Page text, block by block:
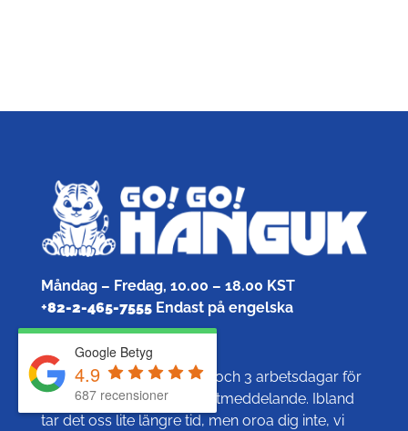
Google Betyg
4.9
687 recensioner
Måndag – Fredag, 10.00 – 18.00 KST
+82-2-465-7555Endast på engelska
Vanligtvis tar det mellan 1 och 3 arbetsdagar för
oss att svara på ditt e-postmeddelande. Ibland
tar det oss lite längre tid, men oroa dig inte, vi